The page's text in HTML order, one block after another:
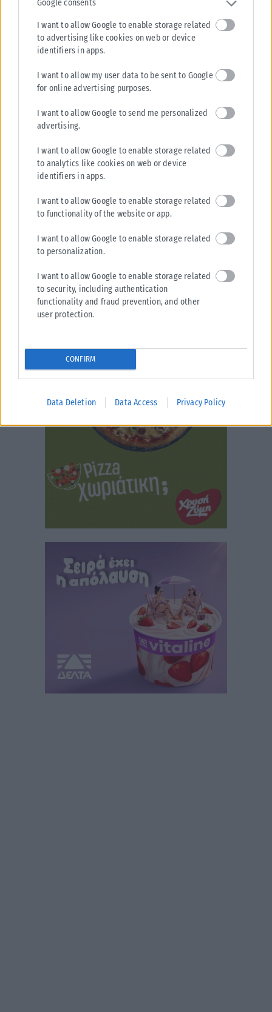
Google consents
I want to allow Google to enable storage related
to advertising like cookies on web or device
identifiers in apps.
I want to allow my user data to be sent to Google
for online advertising purposes.
I want to allow Google to send me personalized
advertising.
I want to allow Google to enable storage related
to analytics like cookies on web or device
identifiers in apps.
I want to allow Google to enable storage related
to functionality of the website or app.
I want to allow Google to enable storage related
to personalization.
I want to allow Google to enable storage related
to security, including authentication
functionality and fraud prevention, and other
user protection.
CONFIRM
Data Deletion Data Access Privacy Policy
Παράσυρση πεζού από αυτοκίνητο σημειώθηκε λίγο πριν τις 5 μ.μ. στις
γραμμές των τρένων, σε σημείο λίγο πριν τον Δενδροπόταμο....